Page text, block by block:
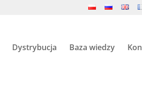
Dystrybucja Baza wiedzy